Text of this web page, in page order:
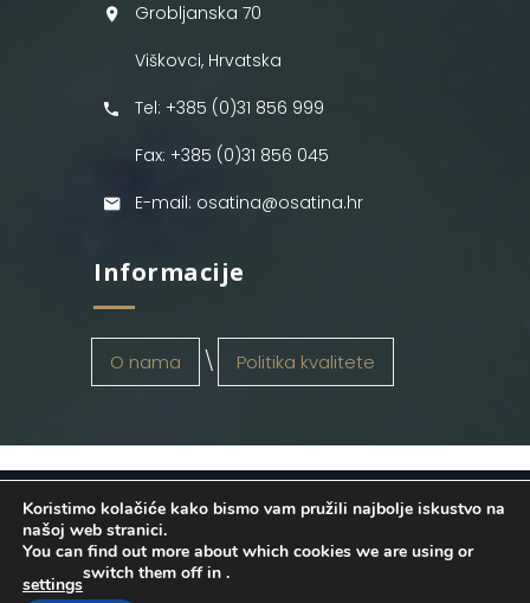
Grobljanska 70
Viškovci, Hrvatska
Tel: +385 (0)31 856 999
Fax: +385 (0)31 856 045
E-mail: osatina@osatina.hr
Informacije
O nama Politika kvalitete
OSATINA GRUPA d.o.o. 2026
. Configured
byINFOS Osijek. Sva prava pridržana.
Koristimo kolačiće kako bismo vam pružili najbolje iskustvo na
našoj web stranici.
You can find out more about which cookies we are using or
switch them off in
settings
.